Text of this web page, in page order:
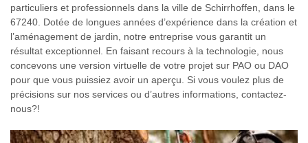
particuliers et professionnels dans la ville de Schirrhoffen, dans le
67240. Dotée de longues années d’expérience dans la création et
l’aménagement de jardin, notre entreprise vous garantit un
résultat exceptionnel. En faisant recours à la technologie, nous
concevons une version virtuelle de votre projet sur PAO ou DAO
pour que vous puissiez avoir un aperçu. Si vous voulez plus de
précisions sur nos services ou d’autres informations, contactez-
nous?!